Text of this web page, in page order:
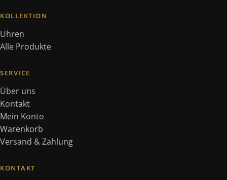
KOLLEKTION
Uhren
Alle Produkte
SERVICE
Über uns
Kontakt
Mein Konto
Warenkorb
Versand & Zahlung
KONTAKT